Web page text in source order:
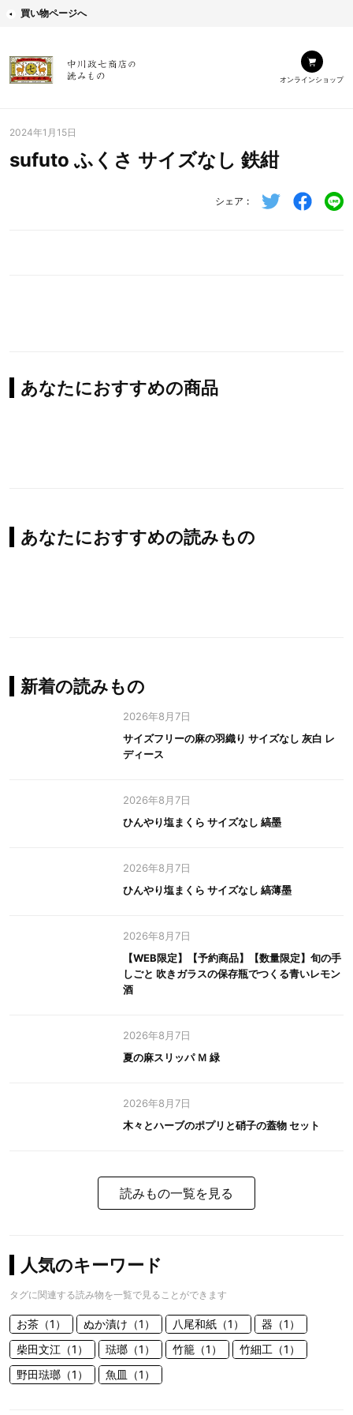
買い物ページへ
オンラインショップ
2024年1月15日
sufuto ふくさ サイズなし 鉄紺
シェア
あなたにおすすめの商品
あなたにおすすめの読みもの
新着の読みもの
2026年8月7日
サイズフリーの麻の羽織り サイズなし 灰白 レ
ディース
2026年8月7日
ひんやり塩まくら サイズなし 縞墨
2026年8月7日
ひんやり塩まくら サイズなし 縞薄墨
2026年8月7日
【WEB限定】【予約商品】【数量限定】旬の手
しごと 吹きガラスの保存瓶でつくる青いレモン
酒
2026年8月7日
夏の麻スリッパ Ｍ 緑
2026年8月7日
木々とハーブのポプリと硝子の蓋物 セット
読みもの一覧を見る
人気のキーワード
タグに関連する読み物を一覧で見ることができます
お茶（1） ぬか漬け（1） 八尾和紙（1）
器（1）
柴田文江（1）
琺瑯（1） 竹籠（1）
竹細工（1）
野田琺瑯（1）
魚皿（1）